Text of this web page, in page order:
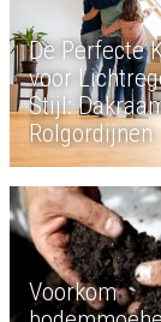
De Perfecte
voor
Stijl:
Rolgordijnen
Voorkom